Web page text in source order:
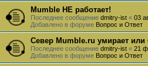
Mumble НЕ работает!
Последнее сообщение dmitry-ist « 03
Добавлено в форуме Вопрос и Ответ
Север Mumble.ru умирает или
Последнее сообщение dmitry-ist « 21
Добавлено в форуме Вопрос и Ответ